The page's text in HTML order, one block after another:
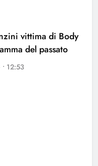
vittima di Body
del passato
12:53